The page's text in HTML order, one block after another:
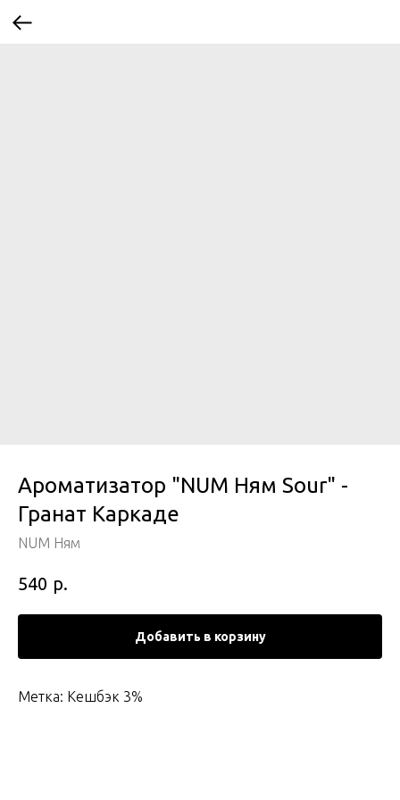
Ароматизатор "NUM Ням Sour" -
Гранат Каркаде
NUM Ням
540 р.
Добавить в корзину
Метка: Кешбэк 3%